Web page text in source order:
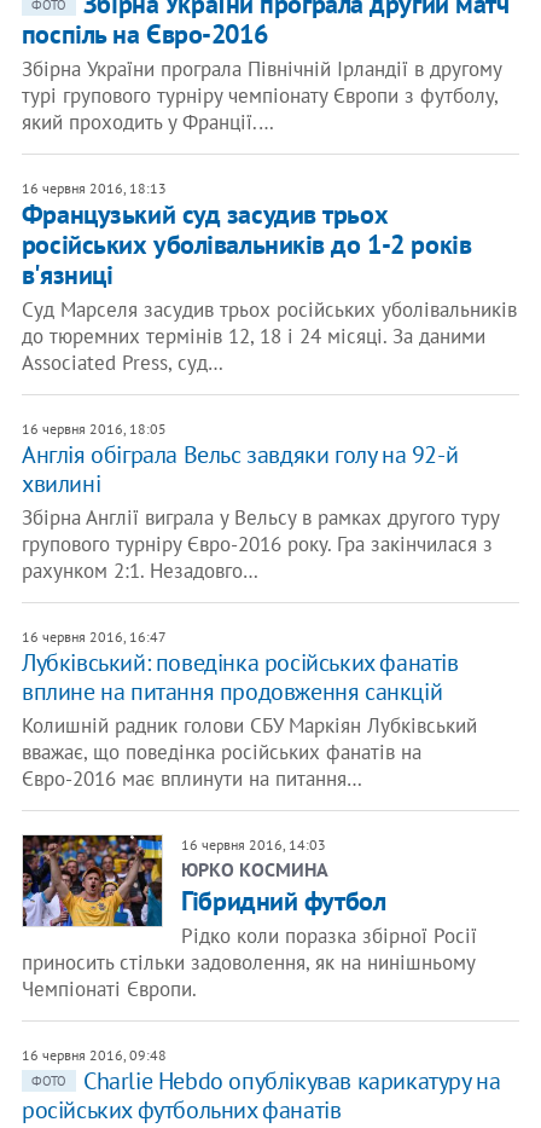
ФОТО
поспіль на Євро-2016
Збірна України програла Північній Ірландії в другому
турі групового турніру чемпіонату Європи з футболу,
який проходить у Франції.…
16 червня 2016, 18:13
Французький суд засудив трьох
російських уболівальників до 1-2 років
в'язниці
Суд Марселя засудив трьох російських уболівальників
до тюремних термінів 12, 18 і 24 місяці. За даними
Associated Press, суд…
16 червня 2016, 18:05
Англія обіграла Вельс завдяки голу на 92-й
хвилині
Збірна Англії виграла у Вельсу в рамках другого туру
групового турніру Євро-2016 року. Гра закінчилася з
рахунком 2:1. Незадовго…
16 червня 2016, 16:47
​Лубківський: поведінка російських фанатів
вплине на питання продовження санкцій
Колишній радник голови СБУ Маркіян Лубківський
вважає, що поведінка російських фанатів на
Євро-2016 має вплинути на питання…
16 червня 2016, 14:03
ЮРКО КОСМИНА
Гібридний футбол
Рідко коли поразка збірної Росії
приносить стільки задоволення, як на нинішньому
Чемпіонаті Європи.
16 червня 2016, 09:48
ФОТО
Charlie Hebdo опублікував карикатуру на
російських футбольних фанатів